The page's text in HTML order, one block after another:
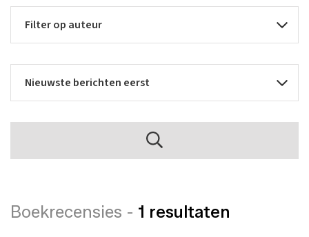
Boekrecensies - 1 resultaten